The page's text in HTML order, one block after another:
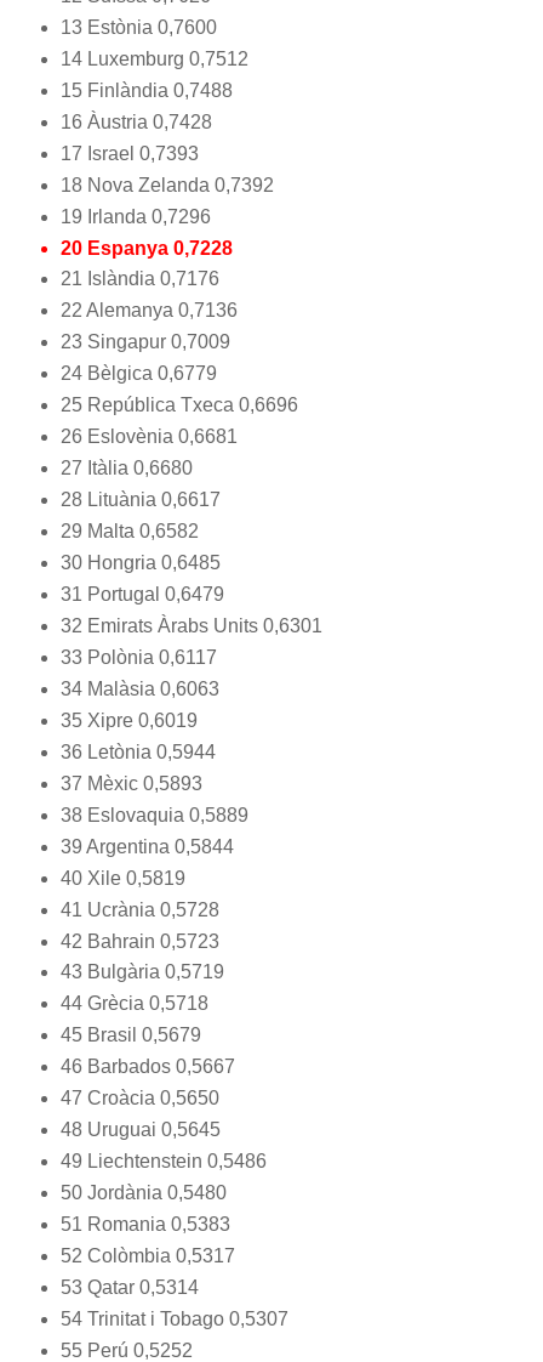
13 Estònia 0,7600
14 Luxemburg 0,7512
15 Finlàndia 0,7488
16 Àustria 0,7428
17 Israel 0,7393
18 Nova Zelanda 0,7392
19 Irlanda 0,7296
20 Espanya 0,7228
21 Islàndia 0,7176
22 Alemanya 0,7136
23 Singapur 0,7009
24 Bèlgica 0,6779
25 República Txeca 0,6696
26 Eslovènia 0,6681
27 Itàlia 0,6680
28 Lituània 0,6617
29 Malta 0,6582
30 Hongria 0,6485
31 Portugal 0,6479
32 Emirats Àrabs Units 0,6301
33 Polònia 0,6117
34 Malàsia 0,6063
35 Xipre 0,6019
36 Letònia 0,5944
37 Mèxic 0,5893
38 Eslovaquia 0,5889
39 Argentina 0,5844
40 Xile 0,5819
41 Ucrània 0,5728
42 Bahrain 0,5723
43 Bulgària 0,5719
44 Grècia 0,5718
45 Brasil 0,5679
46 Barbados 0,5667
47 Croàcia 0,5650
48 Uruguai 0,5645
49 Liechtenstein 0,5486
50 Jordània 0,5480
51 Romania 0,5383
52 Colòmbia 0,5317
53 Qatar 0,5314
54 Trinitat i Tobago 0,5307
55 Perú 0,5252